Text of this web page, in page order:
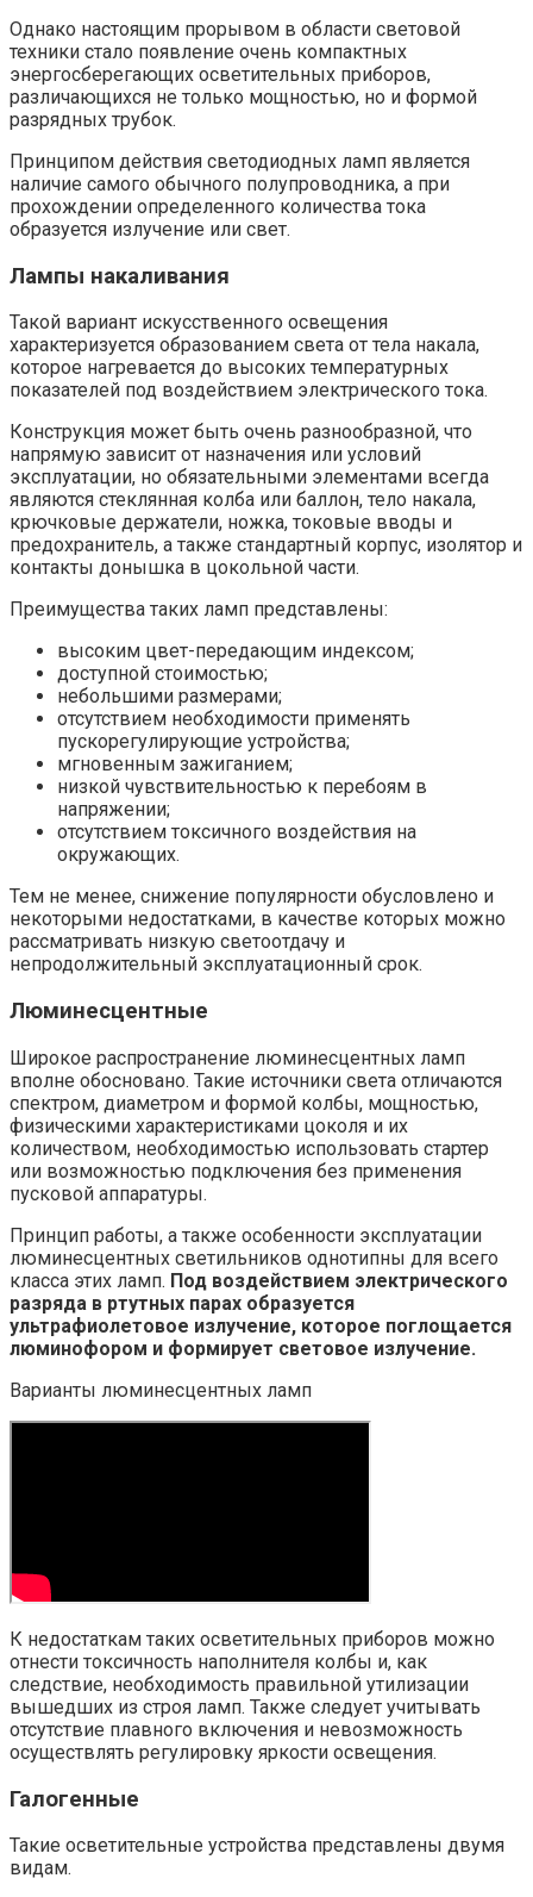
Однако настоящим прорывом в области световой
техники стало появление очень компактных
энергосберегающих осветительных приборов,
различающихся не только мощностью, но и формой
разрядных трубок.
Принципом действия светодиодных ламп является
наличие самого обычного полупроводника, а при
прохождении определенного количества тока
образуется излучение или свет.
Лампы накаливания
Такой вариант искусственного освещения
характеризуется образованием света от тела накала,
которое нагревается до высоких температурных
показателей под воздействием электрического тока.
Конструкция может быть очень разнообразной, что
напрямую зависит от назначения или условий
эксплуатации, но обязательными элементами всегда
являются стеклянная колба или баллон, тело накала,
крючковые держатели, ножка, токовые вводы и
предохранитель, а также стандартный корпус, изолятор и
контакты донышка в цокольной части.
Преимущества таких ламп представлены:
высоким цвет-передающим индексом;
доступной стоимостью;
небольшими размерами;
отсутствием необходимости применять
пускорегулирующие устройства;
мгновенным зажиганием;
низкой чувствительностью к перебоям в
напряжении;
отсутствием токсичного воздействия на
окружающих.
Тем не менее, снижение популярности обусловлено и
некоторыми недостатками, в качестве которых можно
рассматривать низкую светоотдачу и
непродолжительный эксплуатационный срок.
Люминесцентные
Широкое распространение люминесцентных ламп
вполне обосновано. Такие источники света отличаются
спектром, диаметром и формой колбы, мощностью,
физическими характеристиками цоколя и их
количеством, необходимостью использовать стартер
или возможностью подключения без применения
пусковой аппаратуры.
Принцип работы, а также особенности эксплуатации
люминесцентных светильников однотипны для всего
класса этих ламп. Под воздействием электрического
разряда в ртутных парах образуется
ультрафиолетовое излучение, которое поглощается
люминофором и формирует световое излучение.
Варианты люминесцентных ламп
К недостаткам таких осветительных приборов можно
отнести токсичность наполнителя колбы и, как
следствие, необходимость правильной утилизации
вышедших из строя ламп. Также следует учитывать
отсутствие плавного включения и невозможность
осуществлять регулировку яркости освещения.
Галогенные
Такие осветительные устройства представлены двумя
видам.